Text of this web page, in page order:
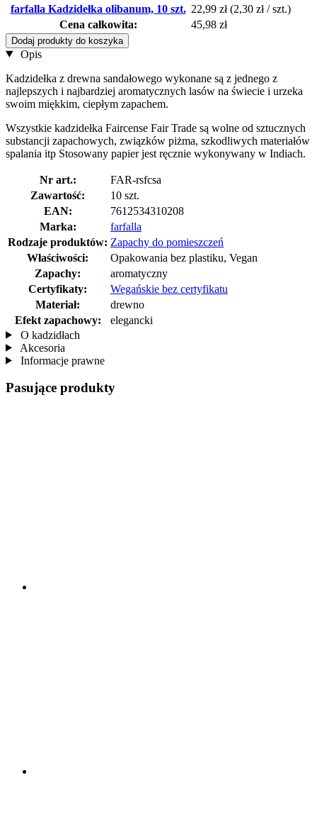
farfalla Kadzidełka olibanum, 10 szt. 22,99 zł (2,30 zł / szt.)
Cena całkowita:
45,98 zł
Dodaj produkty do koszyka
Opis
Kadzidełka z drewna sandałowego wykonane są z jednego z
najlepszych i najbardziej aromatycznych lasów na świecie i urzeka
swoim miękkim, ciepłym zapachem.
Wszystkie kadzidełka Faircense Fair Trade są wolne od sztucznych
substancji zapachowych, związków piżma, szkodliwych materiałów
spalania itp Stosowany papier jest ręcznie wykonywany w Indiach.
Nr art.:
FAR-rsfcsa
Zawartość:
10 szt.
EAN:
7612534310208
Marka:
farfalla
Rodzaje produktów: Zapachy do pomieszczeń
Właściwości:
Opakowania bez plastiku, Vegan
Zapachy:
aromatyczny
Certyfikaty:
Wegańskie bez certyfikatu
Materiał:
drewno
Efekt zapachowy:
elegancki
O kadzidłach
Akcesoria
Informacje prawne
Pasujące produkty